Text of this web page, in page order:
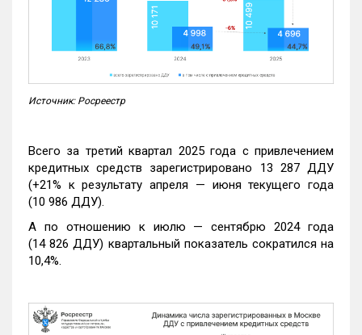
Источник: Росреестр
Всего за третий квартал 2025 года с привлечением
кредитных средств зарегистрировано 13 287 ДДУ
(+21% к результату апреля — июня текущего года
(10 986 ДДУ).
А по отношению к июлю — сентябрю 2024 года
(14 826 ДДУ) квартальный показатель сократился на
10,4%.